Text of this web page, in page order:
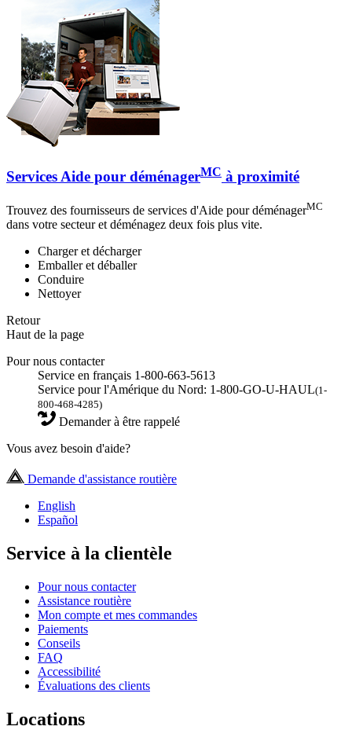
Services Aide pour déménagerMC à proximité
Trouvez des fournisseurs de services d'Aide pour déménagerMC
dans votre secteur et déménagez deux fois plus vite.
Charger et décharger
Emballer et déballer
Conduire
Nettoyer
Retour
Haut de la page
Pour nous contacter
Service en français 1-800-663-5613
Service pour l'Amérique du Nord: 1-800-GO-U-HAUL(1-
800-468-4285)
Demander à être rappelé
Vous avez besoin d'aide?
Demande d'assistance routière
English
Español
Service à la clientèle
Pour nous contacter
Assistance routière
Mon compte et mes commandes
Paiements
Conseils
FAQ
Accessibilité
Évaluations des clients
Locations